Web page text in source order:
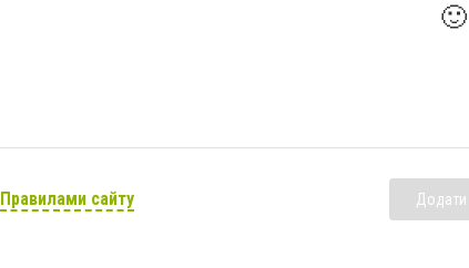
🙂
Правилами сайту Додати